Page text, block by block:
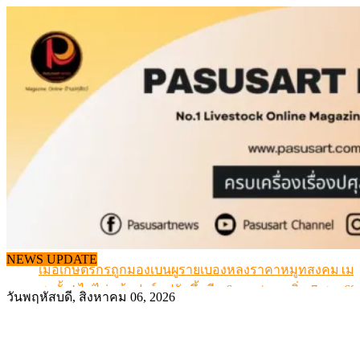
content
NEWS UPDATE
สกัดลักลอบนำเข้าเอ็นโคแช่แข็งกว่า 12.6 ตัน สมุทรสาคร
เมื่อเกษตรกรถูกมองเป็นผู้ร้ายเบื้องหลังราคาหมูที่สังคมไม่
สุดอั้น! ไข่ไก่หน้าฟาร์มปรับขึ้นอีก 6 บาท/แผง เริ่ม 7 ส.ค.69
วันพฤหัสบดี, สิงหาคม 06, 2026